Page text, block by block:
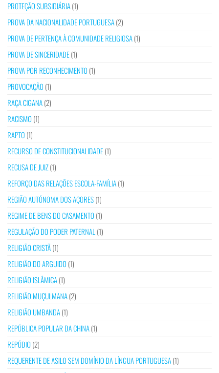
PROTEÇÃO SUBSIDIÁRIA(1)
PROVA DA NACIONALIDADE PORTUGUESA(2)
PROVA DE PERTENÇA À COMUNIDADE RELIGIOSA(1)
PROVA DE SINCERIDADE(1)
PROVA POR RECONHECIMENTO (1)
PROVOCAÇÃO (1)
RAÇA CIGANA(2)
RACISMO (1)
RAPTO (1)
RECURSO DE CONSTITUCIONALIDADE(1)
RECUSA DE JUIZ(1)
REFORÇO DAS RELAÇÕES ESCOLA-FAMÍLIA(1)
REGIÃO AUTÓNOMA DOS AÇORES(1)
REGIME DE BENS DO CASAMENTO (1)
REGULAÇÃO DO PODER PATERNAL (1)
RELIGIÃO CRISTÃ(1)
RELIGIÃO DO ARGUIDO (1)
RELIGIÃO ISLÂMICA(1)
RELIGIÃO MUÇULMANA(2)
RELIGIÃO UMBANDA(1)
REPÚBLICA POPULAR DA CHINA(1)
REPÚDIO (2)
REQUERENTE DE ASILO SEM DOMÍNIO DA LÍNGUA PORTUGUESA(1)